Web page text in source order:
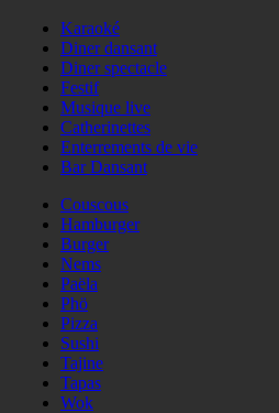
Karaoké
Diner dansant
Diner spectacle
Festif
Musique live
Catherinettes
Enterrements de vie
Bar Dansant
Couscous
Hamburger
Burger
Nems
Paëla
Phö
Pizza
Sushi
Tajine
Tapas
Wok